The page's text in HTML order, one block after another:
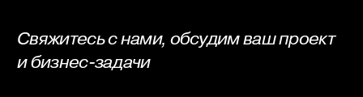
Свяжитесь с нами, обсудим ваш проект
и бизнес-задачи